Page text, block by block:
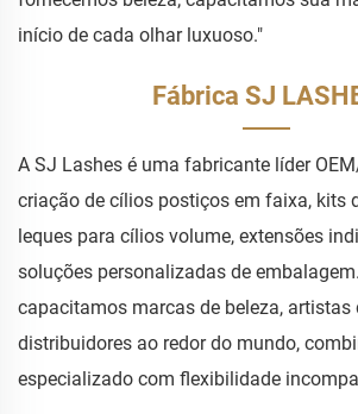
início de cada olhar luxuoso."
Fábrica SJ
A SJ Lashes é uma fabricante líder
criação de cílios postiços em faixa, kits
leques para cílios volume, extensões
soluções personalizadas de
capacitamos marcas de beleza, artistas
distribuidores ao redor do mundo,
especializado com flexibilidade